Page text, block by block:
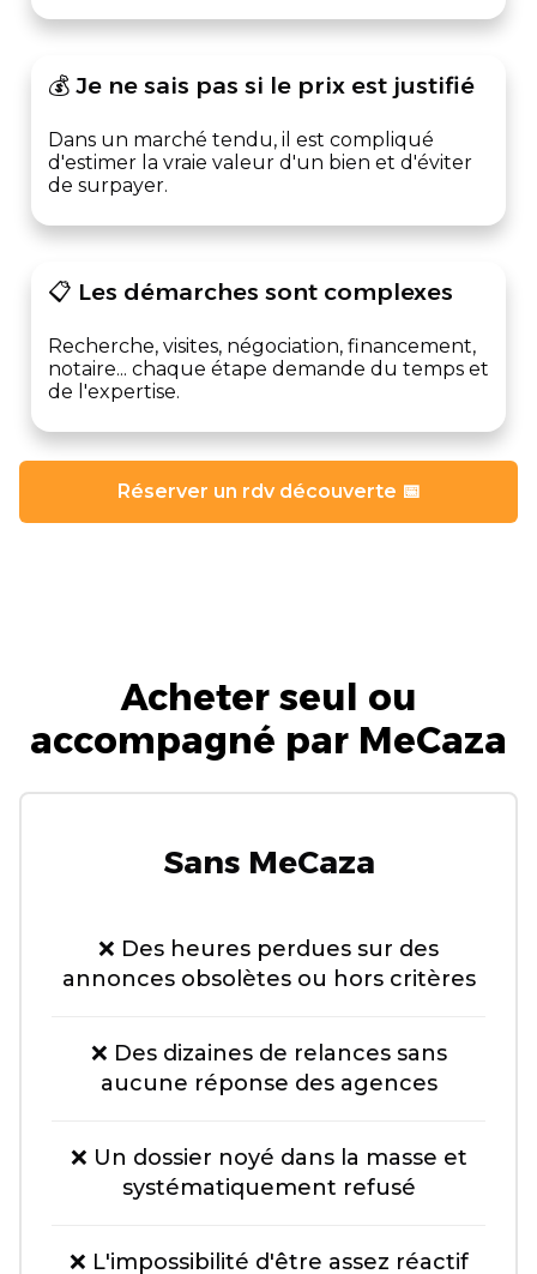
💰 Je ne sais pas si le prix est justifié
Dans un marché tendu, il est compliqué
d'estimer la vraie valeur d'un bien et d'éviter
de surpayer.
📋 Les démarches sont complexes
Recherche, visites, négociation, financement,
notaire... chaque étape demande du temps et
de l'expertise.
Réserver un rdv découverte 📅
Acheter seul ou
accompagné par MeCaza
Sans MeCaza
❌ Des heures perdues sur des
annonces obsolètes ou hors critères
❌ Des dizaines de relances sans
aucune réponse des agences
❌ Un dossier noyé dans la masse et
systématiquement refusé
❌ L'impossibilité d'être assez réactif